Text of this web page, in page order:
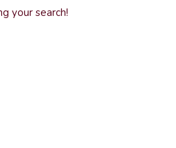
your search!